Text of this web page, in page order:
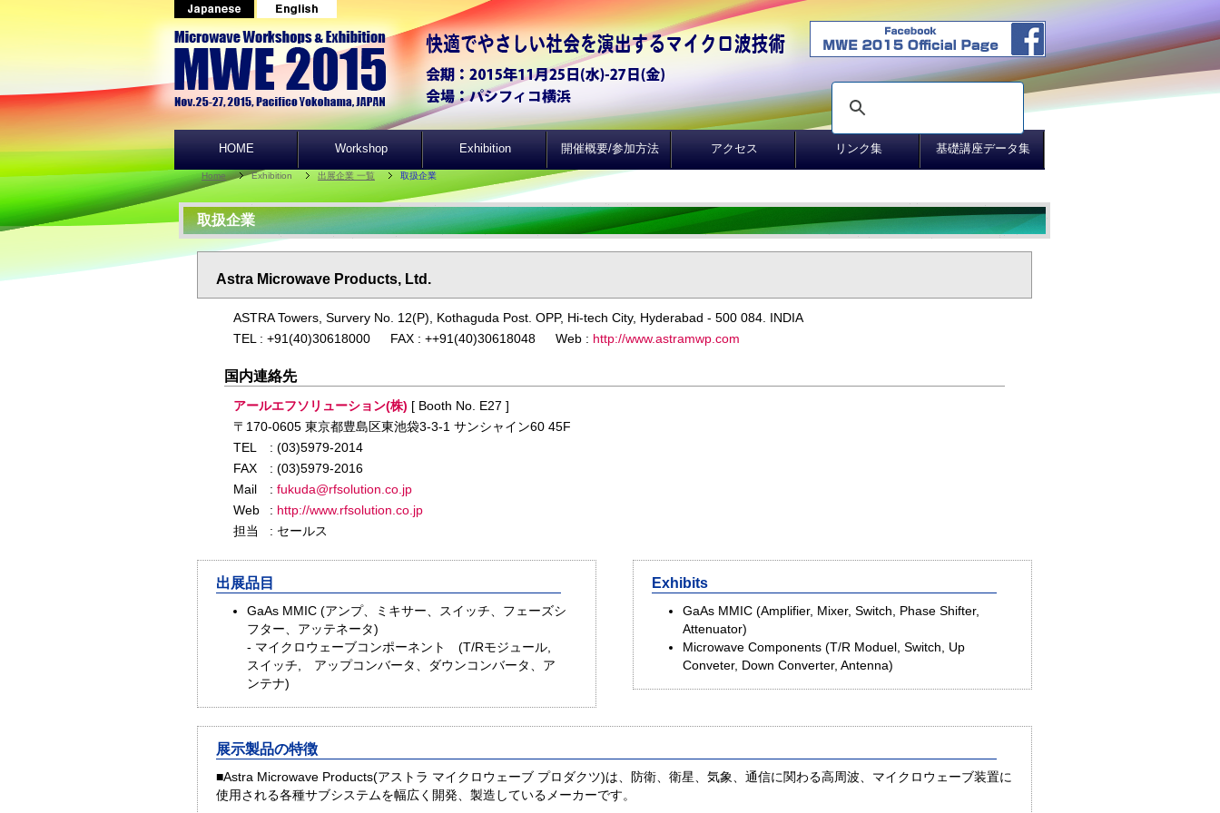
HOME Workshop Exhibition 開催概要/参加方法 アクセス リンク集 基礎講座データ集
Home Exhibition 出展企業 一覧 取扱企業
取扱企業
Astra Microwave Products, Ltd.
ASTRA Towers, Survery No. 12(P), Kothaguda Post. OPP, Hi-tech City, Hyderabad - 500 084. INDIA
TEL : +91(40)30618000 FAX : ++91(40)30618048 Web : http://www.astramwp.com
国内連絡先
アールエフソリューション(株) [ Booth No. E27 ]
〒170-0605 東京都豊島区東池袋3-3-1 サンシャイン60 45F
TEL
: (03)5979-2014
FAX
: (03)5979-2016
Mail
: fukuda@rfsolution.co.jp
Web
: http://www.rfsolution.co.jp
担当
: セールス
出展品目
GaAs MMIC (アンプ、ミキサー、スイッチ、フェーズシ
フター、アッテネータ)
- マイクロウェーブコンポーネント (T/Rモジュール,
スイッチ, アップコンバータ、ダウンコンバータ、ア
ンテナ)
Exhibits
GaAs MMIC (Amplifier, Mixer, Switch, Phase Shifter,
Attenuator)
Microwave Components (T/R Moduel, Switch, Up
Conveter, Down Converter, Antenna)
展示製品の特徴
■Astra Microwave Products(アストラ マイクロウェーブ プロダクツ)は、防衛、衛星、気象、通信に関わる高周波、マイクロウェーブ装置に
使用される各種サブシステムを幅広く開発、製造しているメーカーです。